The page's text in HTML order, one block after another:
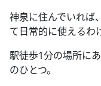
神泉に住んでいれば
て日常的に使えるわ
駅徒歩1分の場所に
のひとつ。